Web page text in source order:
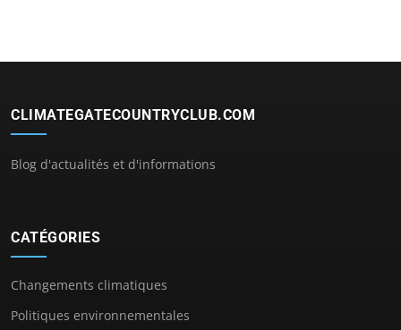
CLIMATEGATECOUNTRYCLUB.COM
Blog d'actualités et d'informations
CATÉGORIES
Changements climatiques
Politiques environnementales